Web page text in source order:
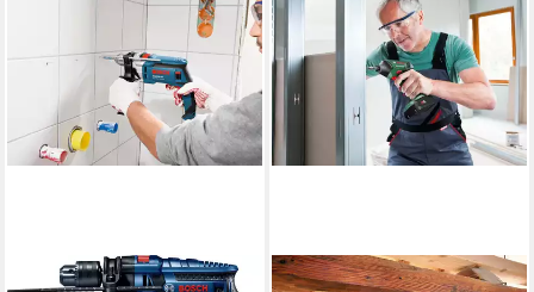
BOSCH PROFESSIONAL BOSCH HOME & GARDEN